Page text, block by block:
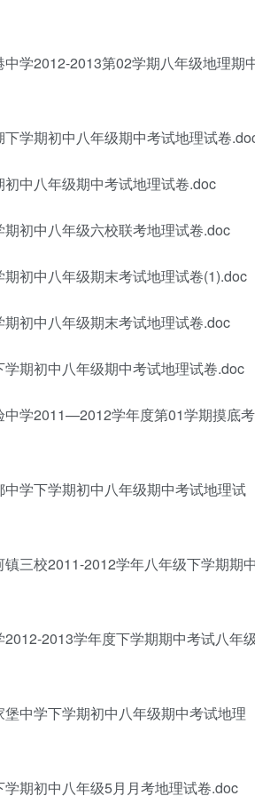
学2012-2013第02学期八年级地理期
学期初中八年级期中考试地理试卷
中八年级期中考试地理试卷.doc
初中八年级六校联考地理试卷.doc
初中八年级期末考试地理试卷(1).doc
初中八年级期末考试地理试卷.doc
期初中八年级期中考试地理试卷.doc
中学2011—2012学年度第01学期摸底考
学下学期初中八年级期中考试地理试
三校2011-2012学年八年级下学期期
2013学年度下学期期中考试八年
中学下学期初中八年级期中考试地理
期初中八年级5月月考地理试卷.doc